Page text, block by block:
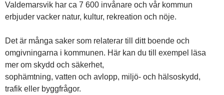
Valdemarsvik har ca 7 600 invånare och vår kommun
erbjuder vacker natur, kultur, rekreation och nöje.
Det är många saker som relaterar till ditt boende och
omgivningarna i kommunen. Här kan du till exempel läsa
mer om skydd och säkerhet,
sophämtning, vatten och avlopp, miljö- och hälsoskydd,
trafik eller byggfrågor.